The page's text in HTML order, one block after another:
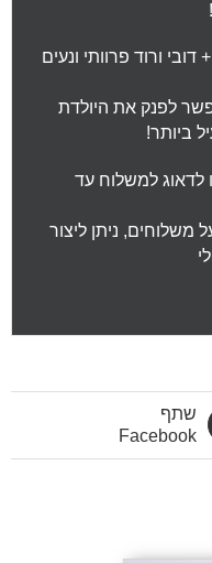
דובי ורוד פרוותי ונעים
לפנק את היולדת
ביותר!
לדאוג למשלוח עד
משלוחים, ניתן ליצור
שתף
Facebook